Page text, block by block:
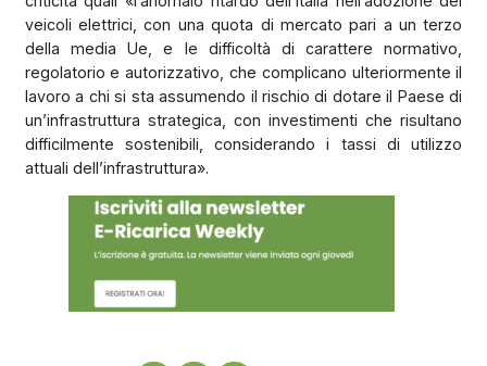
veicoli elettrici, con una quota di mercato pari a un terzo
della media Ue, e le difficoltà di carattere normativo,
regolatorio e autorizzativo, che complicano ulteriormente il
lavoro a chi si sta assumendo il rischio di dotare il Paese di
un’infrastruttura strategica, con investimenti che risultano
difficilmente sostenibili, considerando i tassi di utilizzo
attuali dell’infrastruttura».